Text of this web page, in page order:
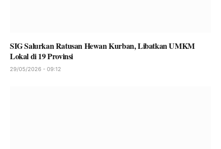
SIG Salurkan Ratusan Hewan Kurban, Libatkan UMKM
Lokal di 19 Provinsi
29/05/2026 - 09:12